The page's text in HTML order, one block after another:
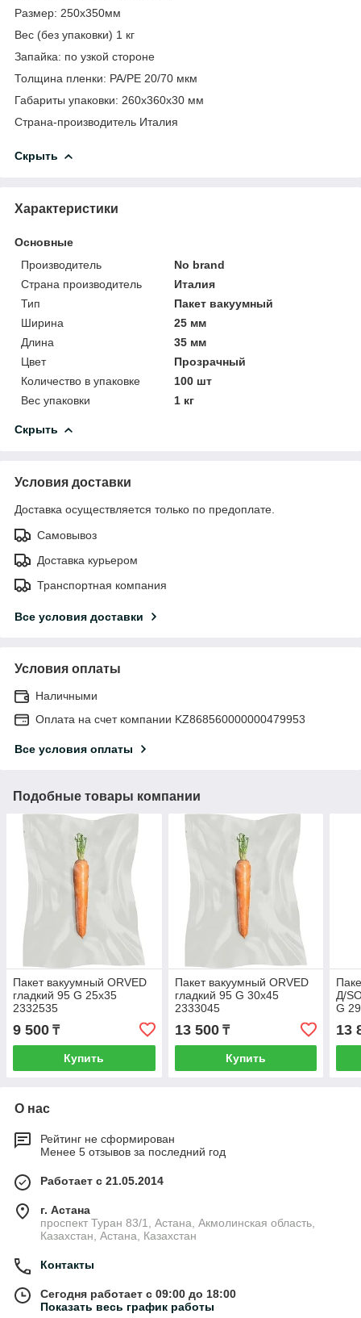
Размер: 250х350мм
Вес (без упаковки) 1 кг
Запайка: по узкой стороне
Толщина пленки: PA/PE 20/70 мкм
Габариты упаковки: 260х360х30 мм
Страна-производитель Италия
Скрыть
Характеристики
Основные
Производитель
No brand
Страна производитель
Италия
Тип
Пакет вакуумный
Ширина
25 мм
Длина
35 мм
Цвет
Прозрачный
Количество в упаковке
100 шт
Вес упаковки
1 кг
Скрыть
Условия доставки
Доставка осуществляется только по предоплате.
Самовывоз
Доставка курьером
Транспортная компания
Все условия доставки
Условия оплаты
Наличными
Оплата на счет компании KZ868560000000479953
Все условия оплаты
Подобные товары компании
Пакет вакуумный ORVED
гладкий 95 G 25x35
2332535
9 500 ₸
Купить
Пакет вакуумный ORVED
гладкий 95 G 30х45
2333045
13 500₸
Купить
Д/
G
13
О нас
Рейтинг не сформирован
Менее 5 отзывов за последний год
Работает с 21.05.2014
г. Астана
проспект Туран 83/1, Астана, Акмолинская область,
Казахстан, Астана, Казахстан
Контакты
Сегодня работает с 09:00 до 18:00
Показать весь график работы